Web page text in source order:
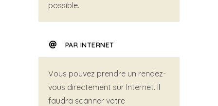
possible.
PAR INTERNET
Vous pouvez prendre un rendez-
vous directement sur Internet. Il
faudra scanner votre